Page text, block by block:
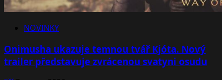
NOVINKY
Onimusha ukazuje temnou tvář Kjóta. Nový
trailer představuje zvrácenou svatyni osudu